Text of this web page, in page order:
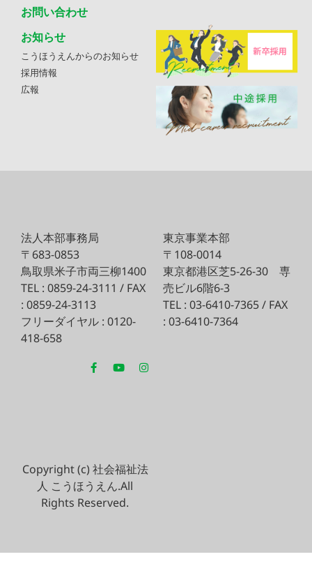
お問い合わせ
お知らせ
こうほうえんからのお知らせ
採用情報
広報
法人本部事務局
〒683-0853
鳥取県米子市両三柳1400
TEL : 0859-24-3111 / FAX
: 0859-24-3113
フリーダイヤル : 0120-
418-658
東京事業本部
〒108-0014
東京都港区芝5-26-30 専
売ビル6階6-3
TEL : 03-6410-7365 / FAX
: 03-6410-7364
Copyright (c) 社会福祉法
人 こうほうえん.All
Rights Reserved.